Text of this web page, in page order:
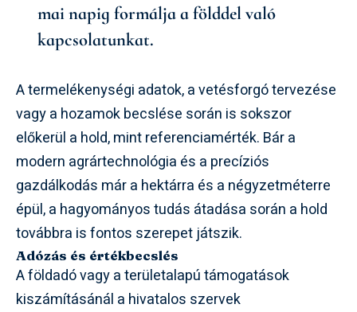
mai napig formálja a földdel való
kapcsolatunkat.
A termelékenységi adatok, a vetésforgó tervezése
vagy a hozamok becslése során is sokszor
előkerül a hold, mint referenciamérték. Bár a
modern agrártechnológia és a precíziós
gazdálkodás már a hektárra és a négyzetméterre
épül, a hagyományos tudás átadása során a hold
továbbra is fontos szerepet játszik.
Adózás és értékbecslés
A földadó vagy a területalapú támogatások
kiszámításánál a hivatalos szervek